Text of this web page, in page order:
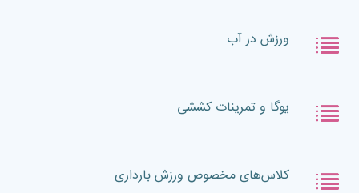
ورزش در آب
یوگا و تمرینات کششی
کلاس‌های مخصوص ورزش بارداری